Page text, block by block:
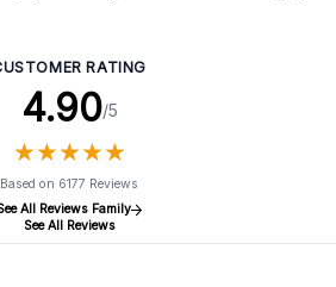
RATING
4.90/5
★★★★★
★★★★★
Based on 6177 Reviews
All Reviews Family
See All Reviews